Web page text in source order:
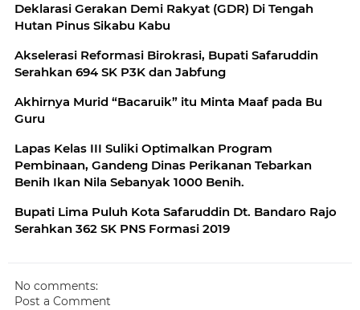
Deklarasi Gerakan Demi Rakyat (GDR) Di Tengah
Hutan Pinus Sikabu Kabu
Akselerasi Reformasi Birokrasi, Bupati Safaruddin
Serahkan 694 SK P3K dan Jabfung
Akhirnya Murid “Bacaruik” itu Minta Maaf pada Bu
Guru
Lapas Kelas III Suliki Optimalkan Program
Pembinaan, Gandeng Dinas Perikanan Tebarkan
Benih Ikan Nila Sebanyak 1000 Benih.
Bupati Lima Puluh Kota Safaruddin Dt. Bandaro Rajo
Serahkan 362 SK PNS Formasi 2019
No comments:
Post a Comment